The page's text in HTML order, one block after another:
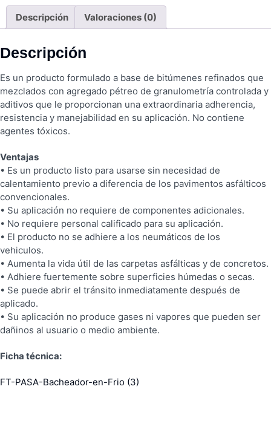
Descripción Valoraciones (0)
Descripción
Es un producto formulado a base de bitúmenes refinados que
mezclados con agregado pétreo de granulometría controlada y
aditivos que le proporcionan una extraordinaria adherencia,
resistencia y manejabilidad en su aplicación. No contiene
agentes tóxicos.
Ventajas
• Es un producto listo para usarse sin necesidad de
calentamiento previo a diferencia de los pavimentos asfálticos
convencionales.
• Su aplicación no requiere de componentes adicionales.
• No requiere personal calificado para su aplicación.
• El producto no se adhiere a los neumáticos de los
vehiculos.
• Aumenta la vida útil de las carpetas asfálticas y de concretos.
• Adhiere fuertemente sobre superficies húmedas o secas.
• Se puede abrir el tránsito inmediatamente después de
aplicado.
• Su aplicación no produce gases ni vapores que pueden ser
dañinos al usuario o medio ambiente.
Ficha técnica:
FT-PASA-Bacheador-en-Frio (3)